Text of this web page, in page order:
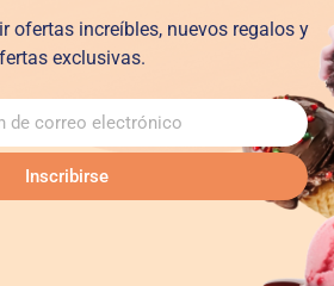
ofertas increíbles, nuevos regalos y
exclusivas.
Inscribirse